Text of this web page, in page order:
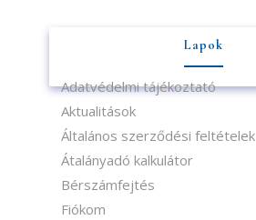
Lapok
Adatvédelmi tájékoztató
Aktualitások
Általános szerződési feltételek
Átalányadó kalkulátor
Bérszámfejtés
Fiókom